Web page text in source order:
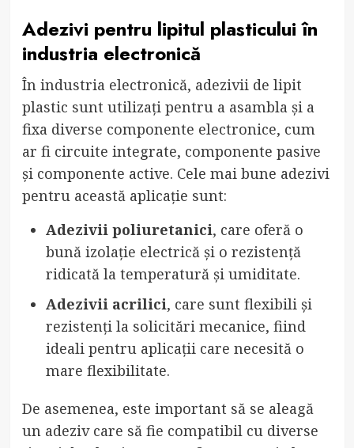
Adezivi pentru lipitul plasticului în
industria electronică
În industria electronică, adezivii de lipit
plastic sunt utilizați pentru a asambla și a
fixa diverse componente electronice, cum
ar fi circuite integrate, componente pasive
și componente active. Cele mai bune adezivi
pentru această aplicație sunt:
Adezivii poliuretanici, care oferă o
bună izolație electrică și o rezistență
ridicată la temperatură și umiditate.
Adezivii acrilici, care sunt flexibili și
rezistenți la solicitări mecanice, fiind
ideali pentru aplicații care necesită o
mare flexibilitate.
De asemenea, este important să se aleagă
un adeziv care să fie compatibil cu diverse